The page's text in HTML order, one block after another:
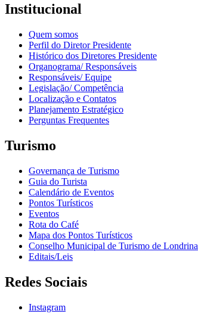
Institucional
Quem somos
Perfil do Diretor Presidente
Histórico dos Diretores Presidente
Organograma/ Responsáveis
Responsáveis/ Equipe
Legislação/ Competência
Localização e Contatos
Planejamento Estratégico
Perguntas Frequentes
Turismo
Governança de Turismo
Guia do Turista
Calendário de Eventos
Pontos Turísticos
Eventos
Rota do Café
Mapa dos Pontos Turísticos
Conselho Municipal de Turismo de Londrina
Editais/Leis
Redes Sociais
Instagram